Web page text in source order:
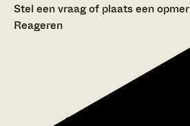
Stel een vraag of plaats een
Reageren